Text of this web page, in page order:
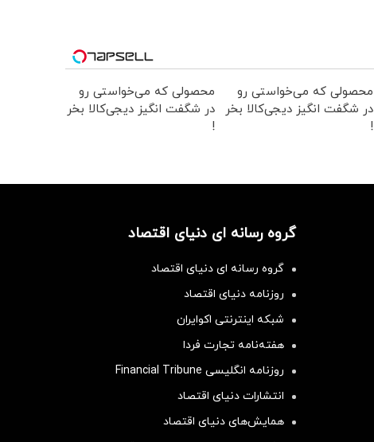
محصولی که می‌خواستی رو
در شگفت انگیز دیجی‌کالا بخر
!
محصولی که می‌خواستی رو
در شگفت انگیز دیجی‌کالا بخر
!
گروه رسانه ای دنیای اقتصاد
گروه رسانه ای دنیای اقتصاد
روزنامه دنیای اقتصاد
شبکه اینترنتی اکوایران
هفته‌نامه تجارت فردا
روزنامه انگلیسی Financial Tribune
انتشارات دنیای اقتصاد
همایش‌های دنیای اقتصاد